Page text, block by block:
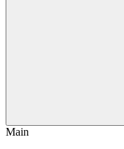
Main